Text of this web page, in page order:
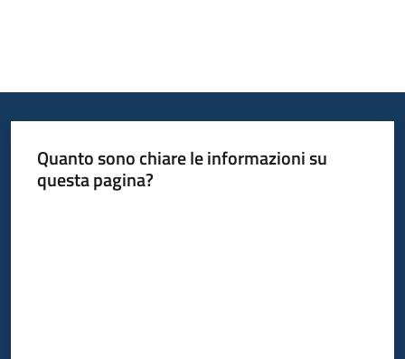
Quanto sono chiare le informazioni su
questa pagina?